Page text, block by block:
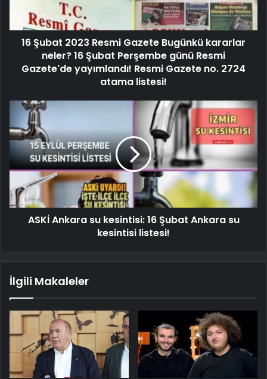
16 Şubat 2023 Resmi Gazete Bugünkü kararlar
neler? 16 Şubat Perşembe günü Resmi
Gazete'de yayımlandı! Resmi Gazete no. 2724
atama listesi!
ASKİ Ankara su kesintisi: 16 Şubat Ankara su
kesintisi listesi!
İlgili Makaleler